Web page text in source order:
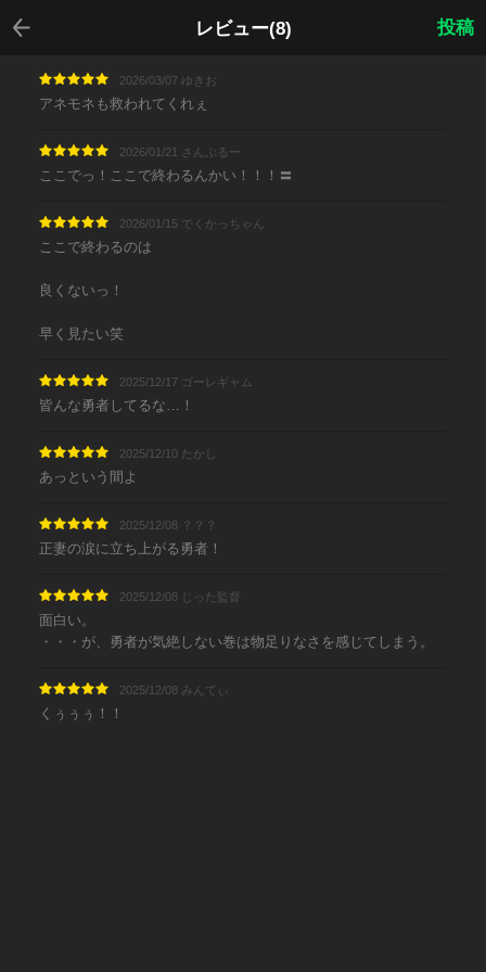
レビュー(8)
戻る
投稿
2026/03/07 ゆきお
アネモネも救われてくれぇ
2026/01/21 さんぶるー
ここでっ！ここで終わるんかい！！！〓
2026/01/15 でくかっちゃん
ここで終わるのは
良くないっ！
早く見たい笑
2025/12/17 ゴーレギャム
皆んな勇者してるな…！
2025/12/10 たかし
あっという間よ
2025/12/08 ？？？
正妻の涙に立ち上がる勇者！
2025/12/08 じった監督
面白い。
・・・が、勇者が気絶しない巻は物足りなさを感じてしまう。
2025/12/08 みんてぃ
くぅぅぅ！！